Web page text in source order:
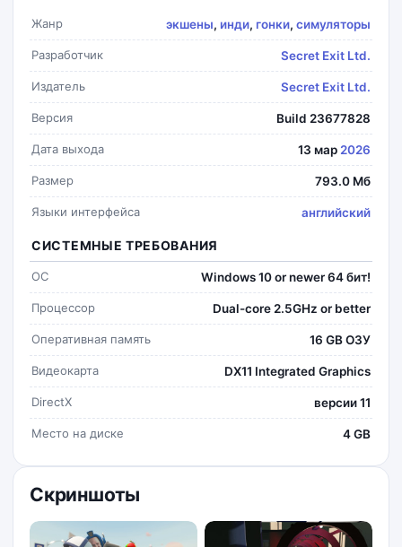
Жанр экшены, инди, гонки, симуляторы
Разработчик Secret Exit Ltd.
Издатель Secret Exit Ltd.
Версия Build 23677828
Дата выхода 13 мар 2026
Размер 793.0 Мб
Языки интерфейса английский
СИСТЕМНЫЕ ТРЕБОВАНИЯ
ОС Windows 10 or newer 64 бит!
Процессор Dual-core 2.5GHz or better
Оперативная память 16 GB ОЗУ
Видеокарта DX11 Integrated Graphics
DirectX версии 11
Место на диске 4 GB
Скриншоты